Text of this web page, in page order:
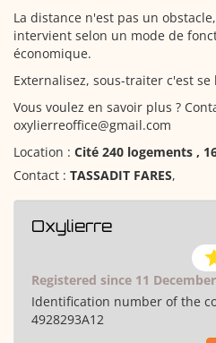
La distance n'est pas un obstacle,
intervient selon un mode de
économique.
Externalisez, sous-traiter c'est se
Vous voulez en savoir plus ?
oxylierreoffice@gmail.com
Location : Cité 240 logements ,
Contact : TASSADIT FARES,
Oxylierre
Registered since 11
Identification number of the
4928293A12